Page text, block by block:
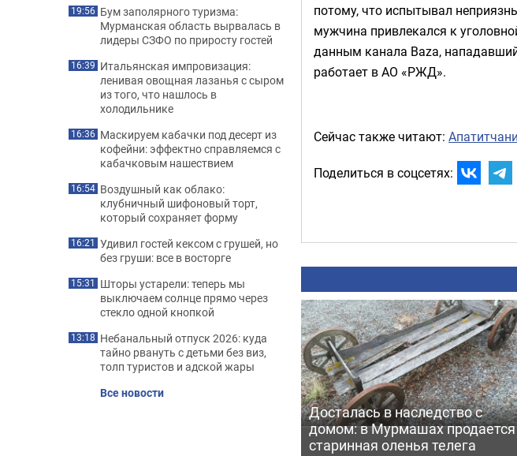
потому, что испытывал
мужчина привлекался к
данным канала Baza,
работает в АО «РЖД».
Сейчас также читают:
Поделиться в соцсетях:
Досталась в наследство с
домом: в Мурмашах продается
старинная оленья телега
19:56 Бум заполярного туризма:
Мурманская область вырвалась в
лидеры СЗФО по приросту гостей
16:39 Итальянская импровизация:
ленивая овощная лазанья с сыром
из того, что нашлось в
холодильнике
16:36 Маскируем кабачки под десерт из
кофейни: эффектно справляемся с
кабачковым нашествием
16:54 Воздушный как облако:
клубничный шифоновый торт,
который сохраняет форму
16:21 Удивил гостей кексом с грушей, но
без груши: все в восторге
15:31 Шторы устарели: теперь мы
выключаем солнце прямо через
стекло одной кнопкой
13:18 Небанальный отпуск 2026: куда
тайно рвануть с детьми без виз,
толп туристов и адской жары
Все новости